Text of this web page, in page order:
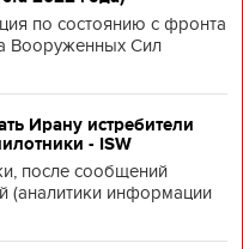
по состоянию с фронта
Вооруженных Сил
Ирану истребители
- ISW
после сообщений
(аналитики информации